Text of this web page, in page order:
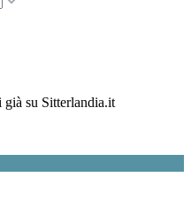
già su Sitterlandia.it